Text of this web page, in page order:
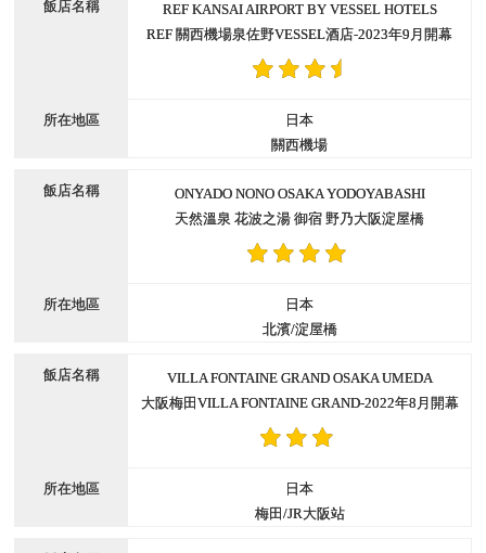
REF KANSAI AIRPORT BY VESSEL HOTELS
REF 關西機場泉佐野VESSEL酒店-2023年9月開幕
日本
關西機場
ONYADO NONO OSAKA YODOYABASHI
天然溫泉 花波之湯 御宿 野乃大阪淀屋橋
日本
北濱/淀屋橋
VILLA FONTAINE GRAND OSAKA UMEDA
大阪梅田VILLA FONTAINE GRAND-2022年8月開幕
日本
梅田/JR大阪站